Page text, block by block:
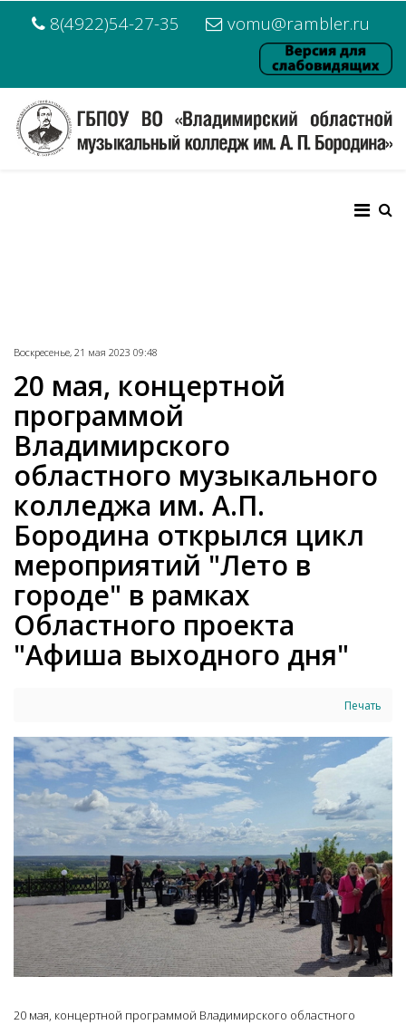
8(4922)54-27-35 vomu@rambler.ru
Воскресенье, 21 мая 2023 09:48
20 мая, концертной
программой
Владимирского
областного музыкального
колледжа им. А.П.
Бородина открылся цикл
мероприятий "Лето в
городе" в рамках
Областного проекта
"Афиша выходного дня"
Печать
20 мая, концертной программой Владимирского областного